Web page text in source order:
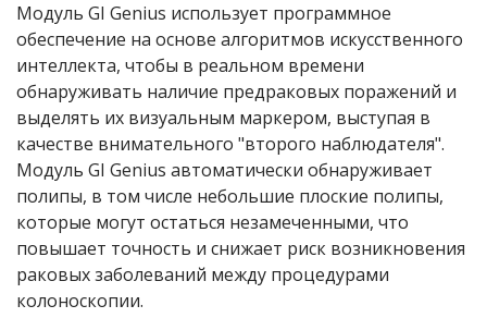
Модуль GI Genius использует программное
обеспечение на основе алгоритмов искусственного
интеллекта, чтобы в реальном времени
обнаруживать наличие предраковых поражений и
выделять их визуальным маркером, выступая в
качестве внимательного "второго наблюдателя".
Модуль GI Genius автоматически обнаруживает
полипы, в том числе небольшие плоские полипы,
которые могут остаться незамеченными, что
повышает точность и снижает риск возникновения
раковых заболеваний между процедурами
колоноскопии.